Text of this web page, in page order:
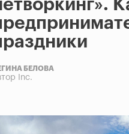
БЕЛОВА
Inc.